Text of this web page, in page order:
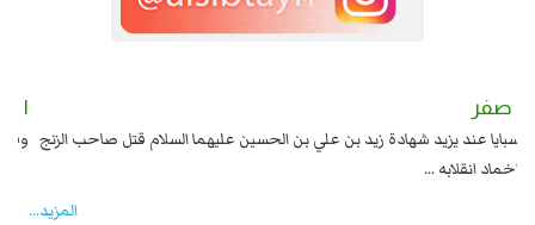
٢ صفر
السبايا عند يزيد شهادة زيد بن علي بن الحسين عليهما السلام قتل صاحب الزنج
واخماد انقلابه ...
المزید...